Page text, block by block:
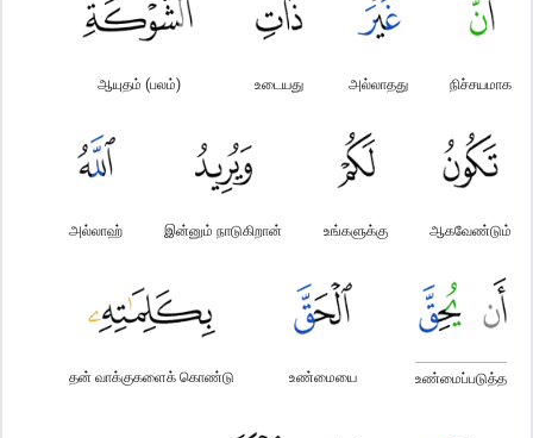
நிச்சயமாக
அல்லாதது
உடையது
ஆயுதம் (பலம்)
ஆகவேண்டும்
உங்களுக்கு
இன்னும் நாடுகிறான்
அல்லாஹ்
உண்மைப்படுத்த
உண்மையை
தன் வாக்குகளைக் கொண்டு